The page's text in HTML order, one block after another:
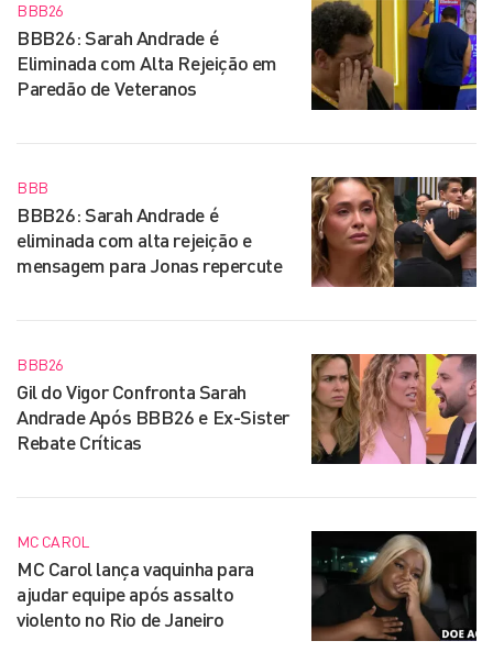
BBB26
BBB26: Sarah Andrade é
Eliminada com Alta Rejeição em
Paredão de Veteranos
BBB
BBB26: Sarah Andrade é
eliminada com alta rejeição e
mensagem para Jonas repercute
BBB26
Gil do Vigor Confronta Sarah
Andrade Após BBB26 e Ex-Sister
Rebate Críticas
MC CAROL
MC Carol lança vaquinha para
ajudar equipe após assalto
violento no Rio de Janeiro